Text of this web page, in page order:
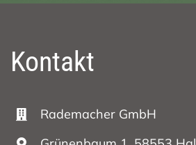
Kontakt
Rademacher GmbH